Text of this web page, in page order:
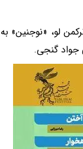
لو، «نوجنین» به
جواد گنجی.